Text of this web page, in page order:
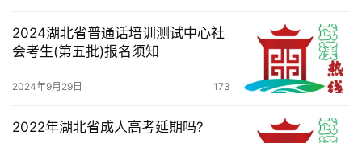
2024湖北省普通话培训测试中心社
会考生(第五批)报名须知
2024年9月29日 173
2022年湖北省成人高考延期吗?